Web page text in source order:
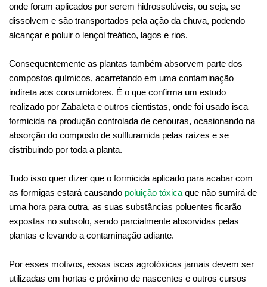
onde foram aplicados por serem hidrossolúveis, ou seja, se
dissolvem e são transportados pela ação da chuva, podendo
alcançar e poluir o lençol freático, lagos e rios.
Consequentemente as plantas também absorvem parte dos
compostos químicos, acarretando em uma contaminação
indireta aos consumidores. É o que confirma um estudo
realizado por Zabaleta e outros cientistas, onde foi usado isca
formicida na produção controlada de cenouras, ocasionando na
absorção do composto de sulfluramida pelas raízes e se
distribuindo por toda a planta.
Tudo isso quer dizer que o formicida aplicado para acabar com
as formigas estará causando poluição tóxica que não sumirá de
uma hora para outra, as suas substâncias poluentes ficarão
expostas no subsolo, sendo parcialmente absorvidas pelas
plantas e levando a contaminação adiante.
Por esses motivos, essas iscas agrotóxicas jamais devem ser
utilizadas em hortas e próximo de nascentes e outros cursos